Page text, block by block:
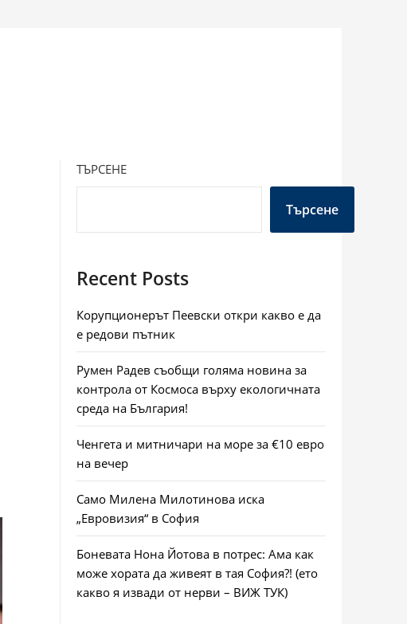
ТЪРСЕНЕ
Търсене
Recent Posts
Корупционерът Пеевски откри какво е да
е редови пътник
Румен Радев съобщи голяма новина за
контрола от Космоса върху екологичната
среда на България!
Ченгета и митничари на море за €10 евро
на вечер
Само Милена Милотинова иска
„Евровизия“ в София
Боневата Нона Йотова в потрес: Ама как
може хората да живеят в тая София?! (ето
какво я извади от нерви – ВИЖ ТУК)